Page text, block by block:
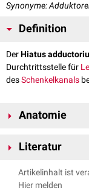
Synonyme:
Definition
DerHiatus
Durchtrittsstelle für
desSchenkelkanals
Anatomie
und
Musculus
Schenkeln des
Durch den Hiatus
Literatur
Künzel, Wolfgang.
Artikelinhalt ist
Hier melden